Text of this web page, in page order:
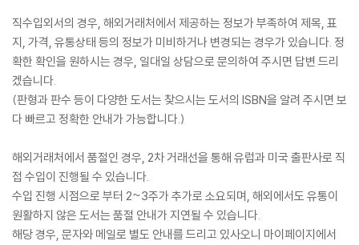
직수입외서의 경우, 해외거래처에서 제공하는 정보가 부족하여 제목, 표
지, 가격, 유통상태 등의 정보가 미비하거나 변경되는 경우가 있습니다. 정
확한 확인을 원하시는 경우, 일대일 상담으로 문의하여 주시면 답변 드리
겠습니다.
(판형과 판수 등이 다양한 도서는 찾으시는 도서의 ISBN을 알려 주시면 보
다 빠르고 정확한 안내가 가능합니다.)
해외거래처에서 품절인 경우, 2차 거래선을 통해 유럽과 미국 출판사로 직
접 수입이 진행될 수 있습니다.
수입 진행 시점으로 부터 2~3주가 추가로 소요되며, 해외에서도 유통이
원활하지 않은 도서는 품절 안내가 지연될 수 있습니다.
해당 경우, 문자와 메일로 별도 안내를 드리고 있사오니 마이페이지에서